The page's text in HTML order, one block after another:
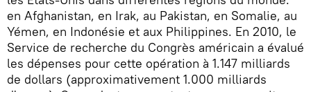
en Afghanistan, en Irak, au Pakistan, en Somalie, au
Yémen, en Indonésie et aux Philippines. En 2010, le
Service de recherche du Congrès américain a évalué
les dépenses pour cette opération à 1.147 milliards
de dollars (approximativement 1.000 milliards